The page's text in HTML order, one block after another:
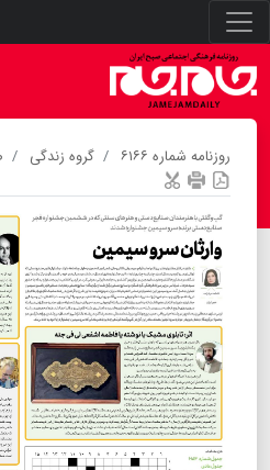
روزنامه شماره ۶۱۶۶ گروه زندگی